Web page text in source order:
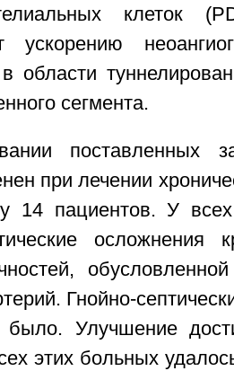
клеток
ускорению
области
сегмента.
поставленных
при лечении
у 14 пациентов. У
осложнения
Гнойно-
было. Улучшение
этих больных